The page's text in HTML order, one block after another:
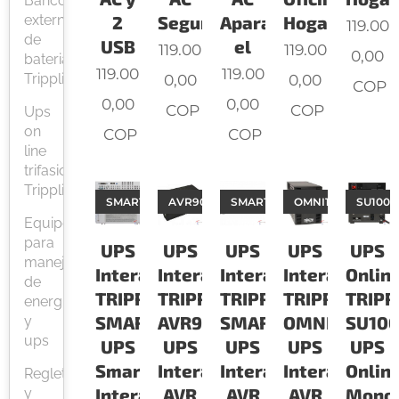
externos
de
baterias
Tripplite
Ups
on
line
trifasicas
Tripplite
Equipos
para
manejo
de
energía
y
ups
Regletas
y
2
USB
119.00
0,00
COP
Seguridad
119.00
0,00
COP
Aparatos
el
119.00
0,00
COP
Hogar
119.00
0,00
COP
119.00
0,00
COP
UPS
Interactiva
TRIPPLITE
SMART700HG
UPS
SmartPro
Interactivo
SMART700HG
UPS
Interactiva
TRIPPLITE
AVR900U
UPS
Interactivo
AVR
AVR900U
UPS
Interactiva
TRIPPLITE
SMART1200LCD
UPS
Interactivo
AVR
SMART1200LCD
UPS
Interactiva
TRIPPLITE
UPS
Interactivo
AVR
OMNI1500LCDT
UPS
UPS